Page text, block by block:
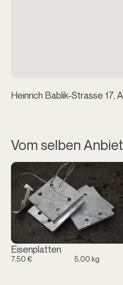
Heinrich Bablik-Strasse 17,
Vom selben
Eisenplatten
7,50 € 5,00 kg